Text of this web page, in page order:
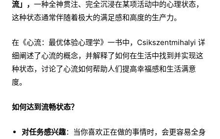
流」， 一种全神贯注、完全沉浸在某项活动中的心理状态，
这种状态通常伴随着极大的满足感和高度的生产力。
在《心流：最优体验心理学》一书中，Csikszentmihalyi 详
细阐述了心流的概念，并解释了如何在生活中找到并实现这
种状态，讨论了心流如何帮助人们提高幸福感和生活满意
度。
如何达到流畅状态？
对任务感兴趣：当你喜欢正在做的事情时，会更容易全身